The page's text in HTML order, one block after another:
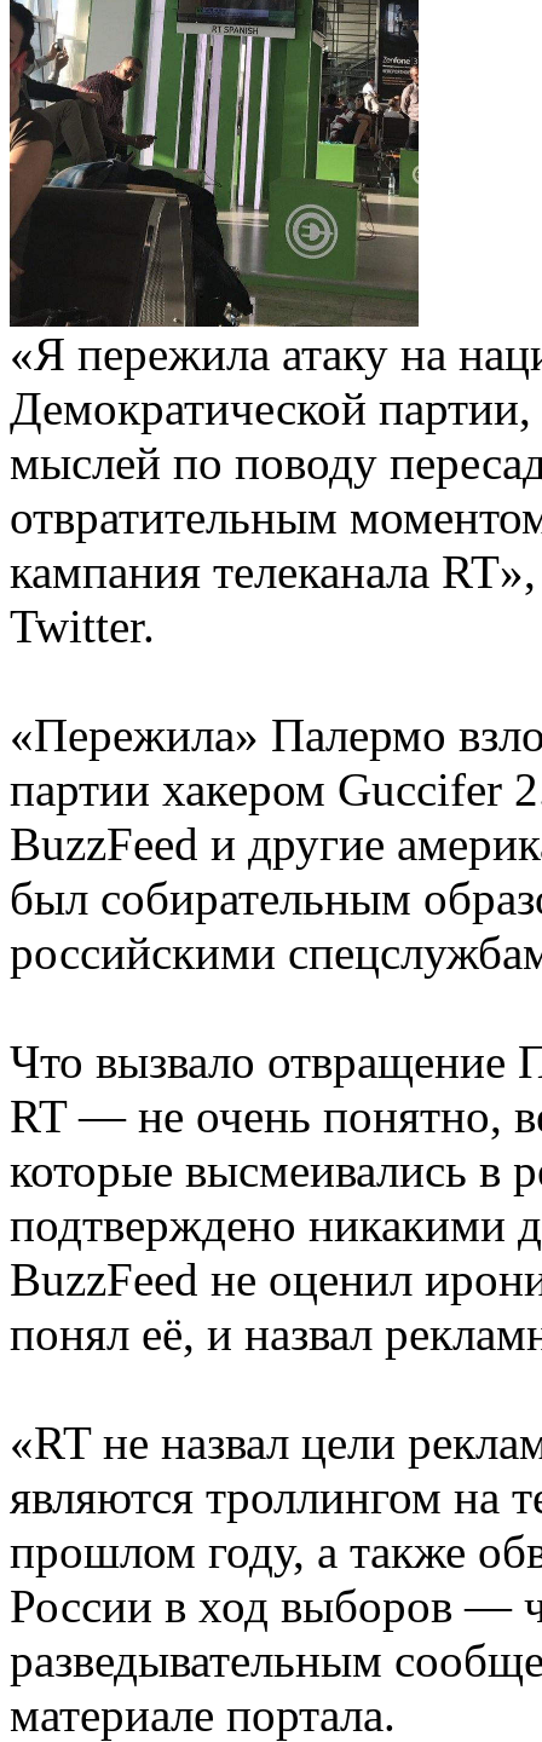
«Я пережила атаку на
Демократической
мыслей по поводу
отвратительным
кампания телеканала
Twitter.
«Пережила» Палермо
партии хакером Guccifer
BuzzFeed и другие
был собирательным
российскими
Что вызвало отвращение
RT — не очень понятно,
которые высмеивались в
подтверждено никакими
BuzzFeed не оценил
понял её, и назвал
«RT не назвал цели
являются троллингом на
прошлом году, а также
России в ход выборов —
разведывательным
материале портала.